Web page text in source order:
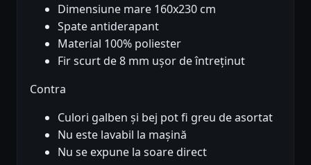
Dimensiune mare 160x230 cm
Spate antiderapant
Material 100% poliester
Fir scurt de 8 mm ușor de întreținut
Contra
Culori galben și bej pot fi greu de asortat
Nu este lavabil la mașină
Nu se expune la soare direct